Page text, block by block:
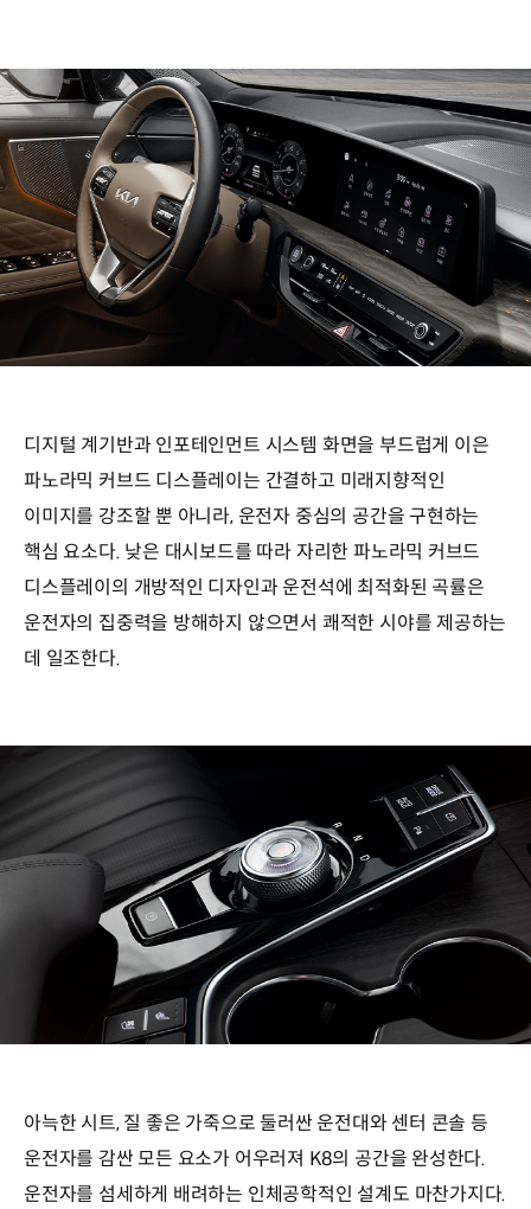
디지털 계기반과 인포테인먼트 시스템 화면을 부드럽게 이은
파노라믹 커브드 디스플레이는 간결하고 미래지향적인
이미지를 강조할 뿐 아니라, 운전자 중심의 공간을 구현하는
핵심 요소다. 낮은 대시보드를 따라 자리한 파노라믹 커브드
디스플레이의 개방적인 디자인과 운전석에 최적화된 곡률은
운전자의 집중력을 방해하지 않으면서 쾌적한 시야를 제공하는
데 일조한다.
아늑한 시트, 질 좋은 가죽으로 둘러싼 운전대와 센터 콘솔 등
운전자를 감싼 모든 요소가 어우러져 K8의 공간을 완성한다.
운전자를 섬세하게 배려하는 인체공학적인 설계도 마찬가지다.